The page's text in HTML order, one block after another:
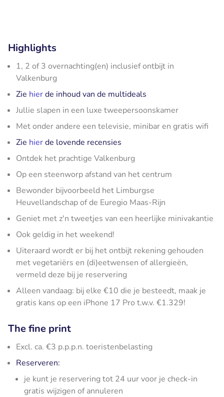
Highlights
1, 2 of 3 overnachting(en) inclusief ontbijt in
Valkenburg
Zie hierde inhoud van de multideals
Jullie slapen in een luxe tweepersoonskamer
Met onder andere een televisie, minibar en gratis wifi
Zie hierde lovende recensies
Ontdek het prachtige Valkenburg
Op een steenworp afstand van het centrum
Bewonder bijvoorbeeld het Limburgse
Heuvellandschap of de Euregio Maas-Rijn
Geniet met z'n tweetjes van een heerlijke minivakantie
Ook geldig in het weekend!
Uiteraard wordt er bij het ontbijt rekening gehouden
met vegetariërs en (di)eetwensen of allergieën,
vermeld deze bij je reservering
Alleen vandaag: bij elke €10 die je besteedt, maak je
gratis kans op een iPhone 17 Pro t.w.v. €1.329!
The fine print
Excl. ca. €3 p.p.p.n. toeristenbelasting
Reserveren:
je kunt je reservering tot 24 uur voor je check-in
gratis wijzigen of annuleren